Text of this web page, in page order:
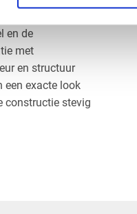
en de
met
en structuur
een exacte look
constructie stevig